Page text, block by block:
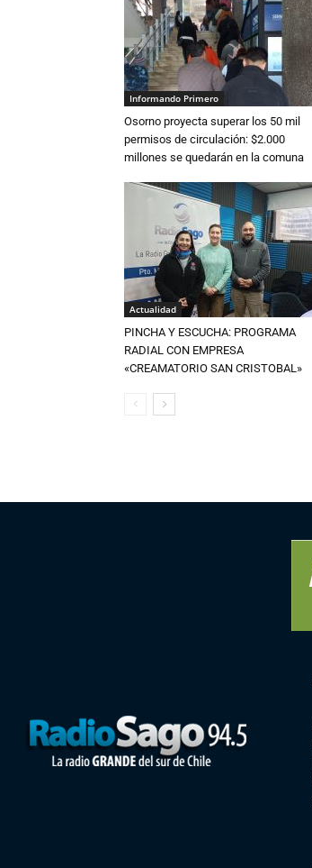
Informando Primero
Osorno proyecta superar los 50 mil
permisos de circulación: $2.000
millones se quedarán en la comuna
Actualidad
PINCHA Y ESCUCHA: PROGRAMA
RADIAL CON EMPRESA
«CREAMATORIO SAN CRISTOBAL»